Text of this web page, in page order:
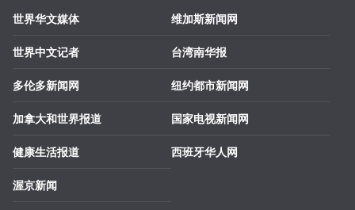
世界华文媒体
世界中文记者
多伦多新闻网
加拿大和世界报道
健康生活报道
渥京新闻
维加斯新闻网
台湾南华报
纽约都市新闻网
国家电视新闻网
西班牙华人网